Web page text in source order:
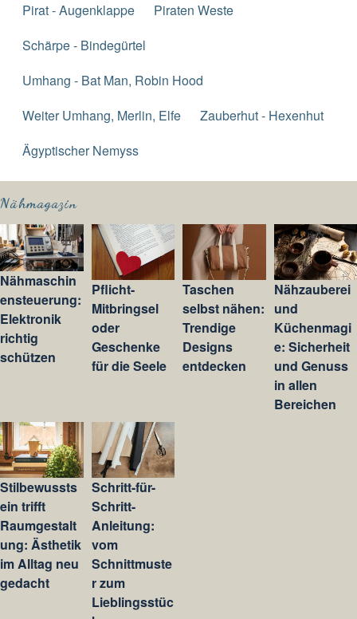
Pirat - Augenklappe
Piraten Weste
Schärpe - Bindegürtel
Umhang - Bat Man, Robin Hood
Weiter Umhang, Merlin, Elfe
Zauberhut - Hexenhut
Ägyptischer Nemyss
Nähmagazin
Nähmaschin
ensteuerung:
Elektronik
richtig
schützen
Pflicht-
Mitbringsel
oder
Geschenke
für die Seele
Taschen
selbst nähen:
Trendige
Designs
entdecken
Nähzauberei
und
Küchenmagi
e: Sicherheit
und Genuss
in allen
Bereichen
Stilbewussts
ein trifft
Raumgestalt
ung: Ästhetik
im Alltag neu
gedacht
Schritt-für-
Schritt-
Anleitung:
vom
Schnittmuste
r zum
Lieblingsstüc